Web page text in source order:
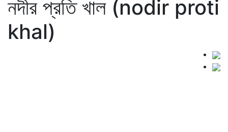
নদীর প্রতি খাল (nodir proti
khal)